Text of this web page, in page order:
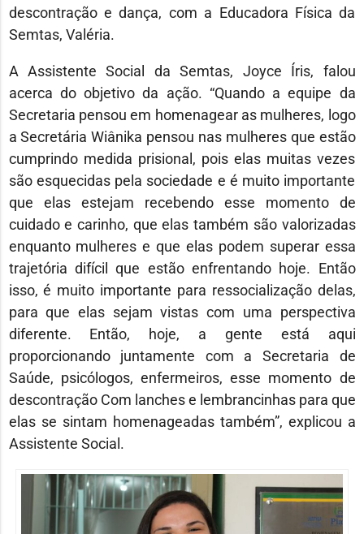
descontração e dança, com a Educadora Física da
Semtas, Valéria.
A Assistente Social da Semtas, Joyce Íris, falou
acerca do objetivo da ação. “Quando a equipe da
Secretaria pensou em homenagear as mulheres, logo
a Secretária Wiânika pensou nas mulheres que estão
cumprindo medida prisional, pois elas muitas vezes
são esquecidas pela sociedade e é muito importante
que elas estejam recebendo esse momento de
cuidado e carinho, que elas também são valorizadas
enquanto mulheres e que elas podem superar essa
trajetória difícil que estão enfrentando hoje. Então
isso, é muito importante para ressocialização delas,
para que elas sejam vistas com uma perspectiva
diferente. Então, hoje, a gente está aqui
proporcionando juntamente com a Secretaria de
Saúde, psicólogos, enfermeiros, esse momento de
descontração Com lanches e lembrancinhas para que
elas se sintam homenageadas também”, explicou a
Assistente Social.